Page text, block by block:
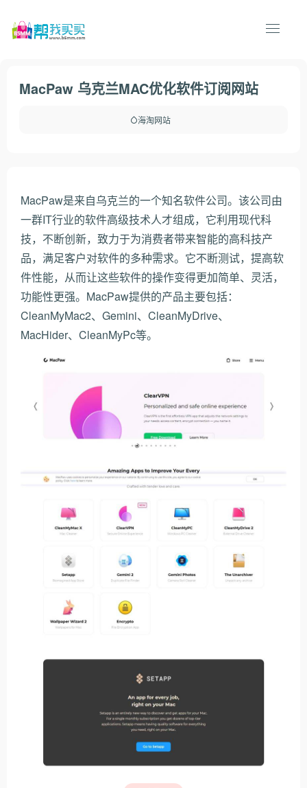
MacPaw 乌克兰MAC优化软件订阅网站
海淘网站
MacPaw是来自乌克兰的一个知名软件公司。该公司由
一群IT行业的软件高级技术人才组成，它利用现代科
技，不断创新，致力于为消费者带来智能的高科技产
品，满足客户对软件的多种需求。它不断测试，提高软
件性能，从而让这些软件的操作变得更加简单、灵活，
功能性更强。MacPaw提供的产品主要包括：
CleanMyMac2、Gemini、CleanMyDrive、
MacHider、CleanMyPc等。